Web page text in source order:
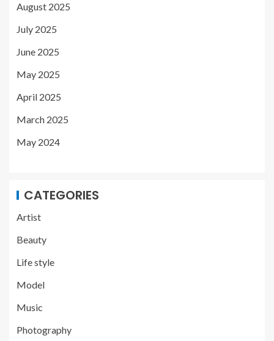
August 2025
July 2025
June 2025
May 2025
April 2025
March 2025
May 2024
CATEGORIES
Artist
Beauty
Life style
Model
Music
Photography